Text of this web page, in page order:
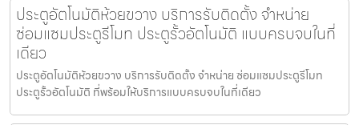
ประตูอัตโนมัติห้วยขวาง บริการรับติดตั้ง จำหน่าย
ซ่อมแซมประตูรีโมท ประตูรั้วอัตโนมัติ แบบครบจบในที่
เดียว
ประตูอัตโนมัติห้วยขวาง บริการรับติดตั้ง จำหน่าย ซ่อมแซมประตูรีโมท
ประตูรั้วอัตโนมัติ ที่พร้อมให้บริการแบบครบจบในที่เดียว